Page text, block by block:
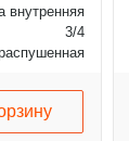
внутренняя
3/4